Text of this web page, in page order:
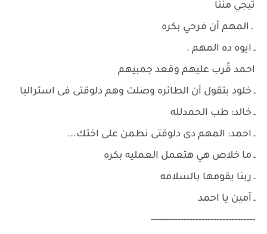
تيجي مننا
ـ المهم أن فرحي بكره
ـ ايوه ده المهم .
احمد قّرب عليهم وقعد جمبيهم
ـ خلود بتقول أن الطائره وصلت وهم دلوقتى فى استراليا
ـ خالد: طب الحمدلله
ـ احمد: المهم دى دلوقتى نطمن على اختك...
ـ ما خلاص هي هتعمل العمليه بكره
ـ ربنا يقومها بالسلامه
ـ آمين يا احمد
-----------------------------------